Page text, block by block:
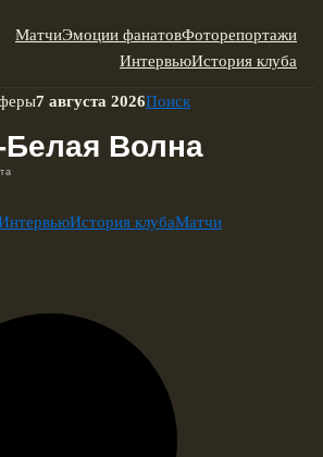
МатчиЭмоции фанатовФоторепортажи
ИнтервьюИстория клуба
7 августа 2026Поиск
История клубаМатчи